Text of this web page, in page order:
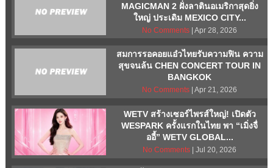
MAGICMAN 2 ฝั่งลาตินอเมริกาสุดยิ่ง
ใหญ่ ประเดิม MEXICO CITY...
No Comments | Apr 28, 2026
สมการรอคอยแอ๋วไทยรับความฟิน ความ
สุขจนล้น CHEN CONCERT TOUR IN
BANGKOK
No Comments | Apr 21, 2026
WETV สร้างเซอร์ไพรส์ใหญ่! เปิดตัว
WESPARK ครั้งแรกในไทย พา “เมิ่งจื่
ออี้” WETV GLOBAL...
No Comments | Jul 20, 2026